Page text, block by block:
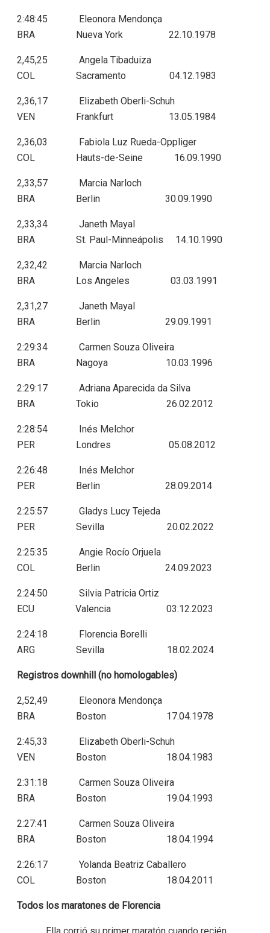
2:48:45 Eleonora Mendonça
BRA Nueva York 22.10.1978
2,45,25 Angela Tibaduiza
COL Sacramento 04.12.1983
2,36,17 Elizabeth Oberli-Schuh
VEN Frankfurt 13.05.1984
2,36,03 Fabiola Luz Rueda-Oppliger
COL Hauts-de-Seine 16.09.1990
2,33,57 Marcia Narloch
BRA Berlin 30.09.1990
2,33,34 Janeth Mayal
BRA St. Paul-Minneápolis 14.10.1990
2,32,42 Marcia Narloch
BRA Los Angeles 03.03.1991
2,31,27 Janeth Mayal
BRA Berlin 29.09.1991
2:29:34 Carmen Souza Oliveira
BRA Nagoya 10.03.1996
2:29:17 Adriana Aparecida da Silva
BRA Tokio 26.02.2012
2:28:54 Inés Melchor
PER Londres 05.08.2012
2:26:48 Inés Melchor
PER Berlin 28.09.2014
2:25:57 Gladys Lucy Tejeda
PER Sevilla 20.02.2022
2:25:35 Angie Rocío Orjuela
COL Berlin 24.09.2023
2:24:50 Silvia Patricia Ortiz
ECU Valencia 03.12.2023
2:24:18 Florencia Borelli
ARG Sevilla 18.02.2024
Registros downhill (no homologables)
2,52,49 Eleonora Mendonça
BRA Boston 17.04.1978
2:45,33 Elizabeth Oberli-Schuh
VEN Boston 18.04.1983
2:31:18 Carmen Souza Oliveira
BRA Boston 19.04.1993
2:27:41 Carmen Souza Oliveira
BRA Boston 18.04.1994
2:26:17 Yolanda Beatriz Caballero
COL Boston 18.04.2011
Todos los maratones de Florencia